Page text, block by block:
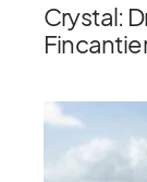
Crystal: